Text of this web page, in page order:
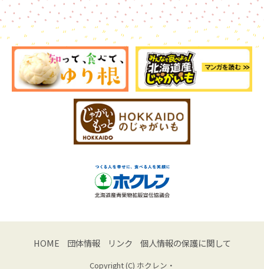
HOME 団体情報 リンク 個人情報の保護に関して
Copyright (C) ホクレン・